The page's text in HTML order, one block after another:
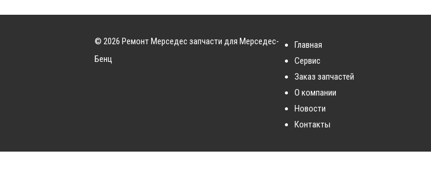
© 2026 Ремонт Мерседес запчасти для Мерседес-
Бенц
Главная
Сервис
Заказ запчастей
О компании
Новости
Контакты